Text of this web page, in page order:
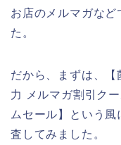
お店のメルマガなど
た。
だから、まずは、
力 メルマガ割引ク
ムセール】という
査してみました。